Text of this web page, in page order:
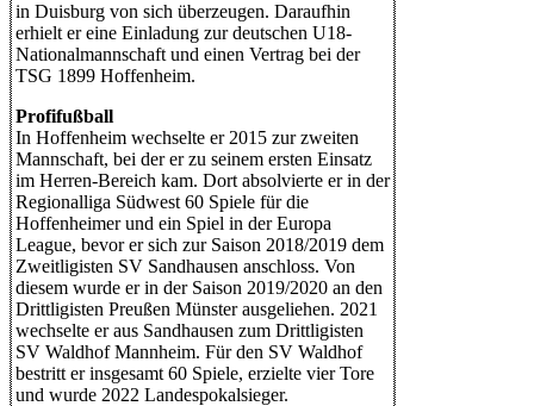
in Duisburg von sich überzeugen. Daraufhin
erhielt er eine Einladung zur deutschen U18-
Nationalmannschaft und einen Vertrag bei der
TSG 1899 Hoffenheim.
Profifußball
In Hoffenheim wechselte er 2015 zur zweiten
Mannschaft, bei der er zu seinem ersten Einsatz
im Herren-Bereich kam. Dort absolvierte er in der
Regionalliga Südwest 60 Spiele für die
Hoffenheimer und ein Spiel in der Europa
League, bevor er sich zur Saison 2018/2019 dem
Zweitligisten SV Sandhausen anschloss. Von
diesem wurde er in der Saison 2019/2020 an den
Drittligisten Preußen Münster ausgeliehen. 2021
wechselte er aus Sandhausen zum Drittligisten
SV Waldhof Mannheim. Für den SV Waldhof
bestritt er insgesamt 60 Spiele, erzielte vier Tore
und wurde 2022 Landespokalsieger.